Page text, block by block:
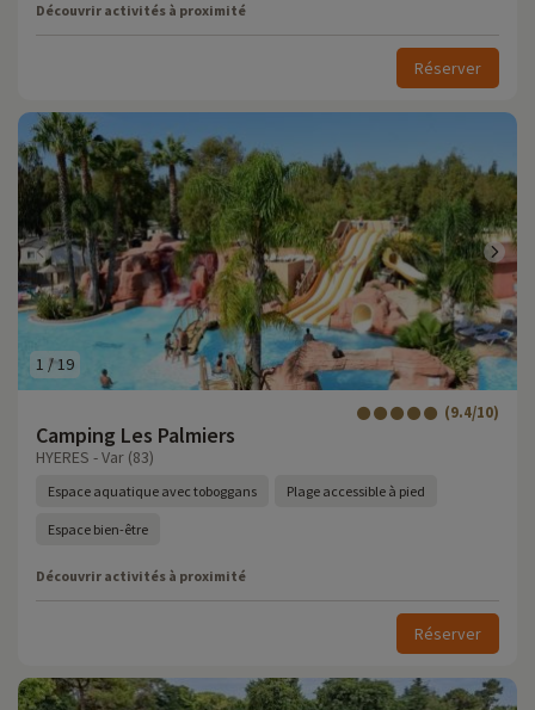
Découvrir activités à proximité
Réserver
1 /19
Camping Les Palmiers
(9.4/10)
HYERES - Var (83)
Espace aquatique avec toboggans Plage accessible à pied
Espace bien-être
Découvrir activités à proximité
Réserver